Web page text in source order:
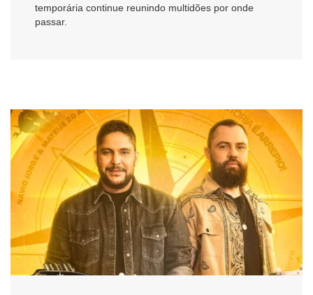
temporária continue reunindo multidões por onde
passar.